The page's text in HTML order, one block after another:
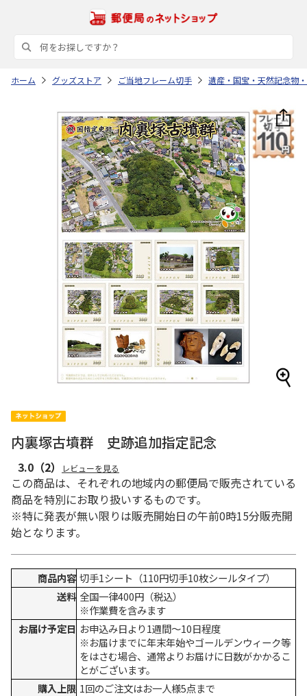
ホーム グッズストア ご当地フレーム切手 遺産・国宝・天然記念物
内裏塚古墳群 史跡追加指定記念
3.0 （2） レビューを見る
この商品は、それぞれの地域内の郵便局で販売されている
商品を特別にお取り扱いするものです。
※特に発表が無い限りは販売開始日の午前0時15分販売開
始となります。
商品内容 切手1シート（110円切手10枚シールタイプ）
送料 全国一律400円（税込）
※作業費を含みます
お届け予定日 お申込み日より1週間～10日程度
※お届けまでに年末年始やゴールデンウィーク等
をはさむ場合、通常よりお届けに日数がかかるこ
とがございます。
購入上限 1回のご注文はお一人様5点まで